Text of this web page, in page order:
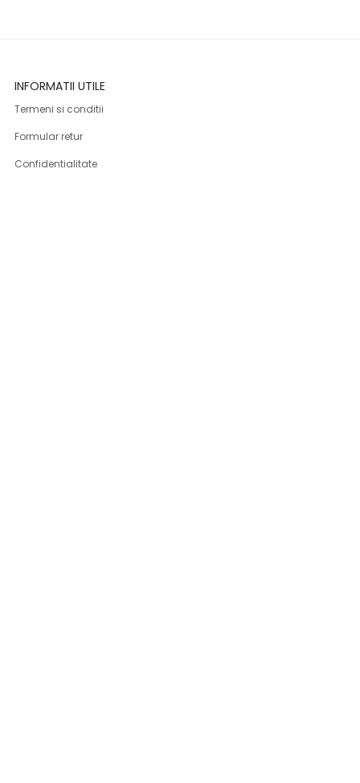
INFORMATII UTILE
Termeni si conditii
Formular retur
Confidentialitate